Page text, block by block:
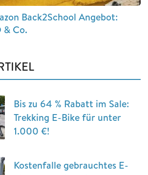
Back2School Angebot:
& Co.
Bis zu 64 % Rabatt im Sale:
Trekking E-Bike für unter
1.000 €!
Kostenfalle gebrauchtes E-